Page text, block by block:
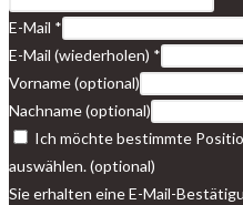
E-Mail *
E-Mail (wiederholen) *
Vorname(optional)
Nachname(optional)
Ich möchte bestimmte
auswählen.(optional)
Sie erhalten eine E-Mail-